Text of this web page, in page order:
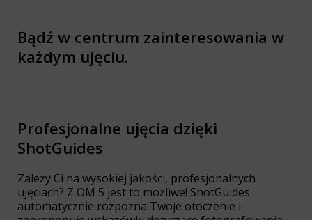
Bądź w centrum zainteresowania w
każdym ujęciu.
Profesjonalne ujęcia dzięki
ShotGuides
Zależy Ci na wysokiej jakości, profesjonalnych
ujęciach? Z OM 5 jest to możliwe! ShotGuides
automatycznie rozpozna Twoje otoczenie i